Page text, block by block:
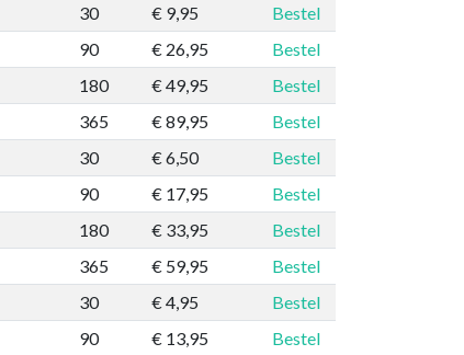
30 € 9,95
Bestel
90
€ 26,95
Bestel
180
€ 49,95
Bestel
365
€ 89,95
Bestel
30 € 6,50
Bestel
90
€ 17,95
Bestel
180
€ 33,95
Bestel
365
€ 59,95
Bestel
30 € 4,95
Bestel
90
€ 13,95
Bestel